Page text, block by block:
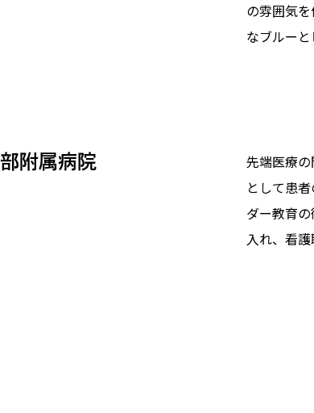
の雰囲気
なブルーと
附属病院
先端医療
として患
ダー教育
入れ、看